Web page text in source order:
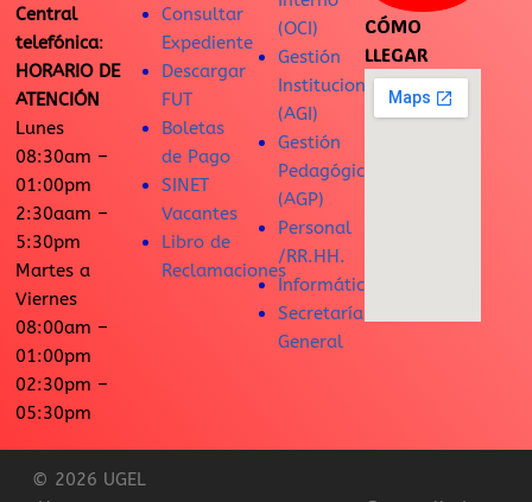
Central
telefónica:
HORARIO DE
ATENCIÓN
Lunes
08:30am –
01:00pm
2:30aam –
5:30pm
Martes a
Viernes
08:00am –
01:00pm
02:30pm –
05:30pm
Consultar
Expediente
Descargar
FUT
Boletas
de Pago
SINET
Vacantes
Libro de
Reclamaciones
(OCI)
Gestión
Institucional
(AGI)
Gestión
Pedagógica
(AGP)
Personal
/RR.HH.
Informática
Secretaría
General
CÓMO
LLEGAR
© 2026 UGEL